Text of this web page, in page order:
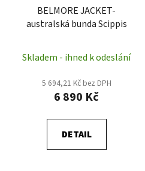
BELMORE JACKET-
australská bunda Scippis
Skladem - ihned k odeslání
5 694,21 Kč bez DPH
6 890 Kč
DETAIL